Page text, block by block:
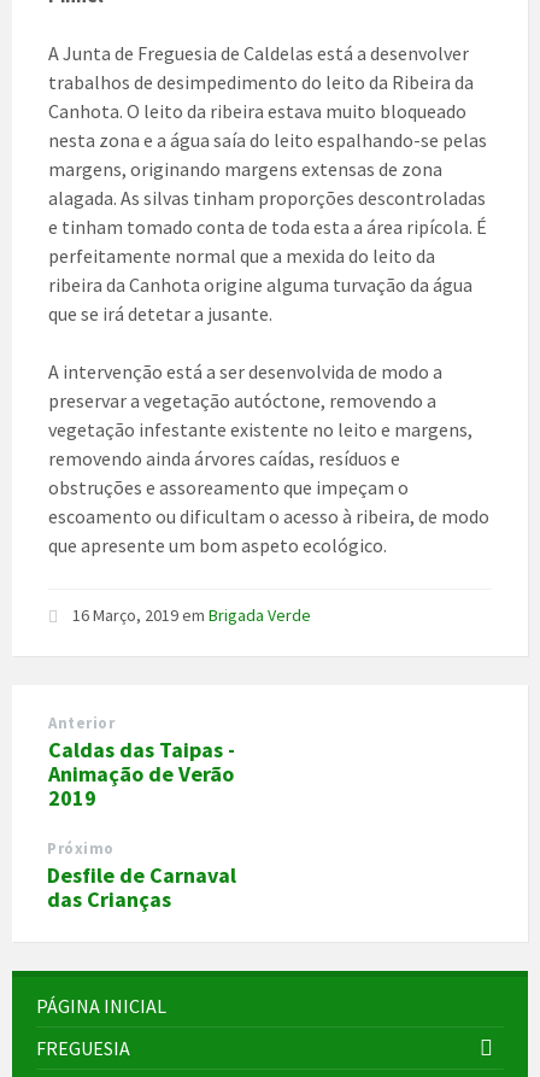
A Junta de Freguesia de Caldelas está a desenvolver
trabalhos de desimpedimento do leito da Ribeira da
Canhota. O leito da ribeira estava muito bloqueado
nesta zona e a água saía do leito espalhando-se pelas
margens, originando margens extensas de zona
alagada. As silvas tinham proporções descontroladas
e tinham tomado conta de toda esta a área ripícola. É
perfeitamente normal que a mexida do leito da
ribeira da Canhota origine alguma turvação da água
que se irá detetar a jusante.
A intervenção está a ser desenvolvida de modo a
preservar a vegetação autóctone, removendo a
vegetação infestante existente no leito e margens,
removendo ainda árvores caídas, resíduos e
obstruções e assoreamento que impeçam o
escoamento ou dificultam o acesso à ribeira, de modo
que apresente um bom aspeto ecológico.
16 Março, 2019em Brigada Verde
Anterior
Caldas das Taipas -
Animação de Verão
2019
Próximo
Desfile de Carnaval
das Crianças
PÁGINA INICIAL
FREGUESIA